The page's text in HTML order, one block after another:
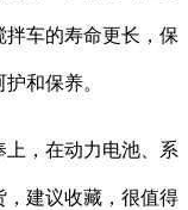
车的寿命更长，保
和保养。
，在动力电池、系
，建议收藏，很值得